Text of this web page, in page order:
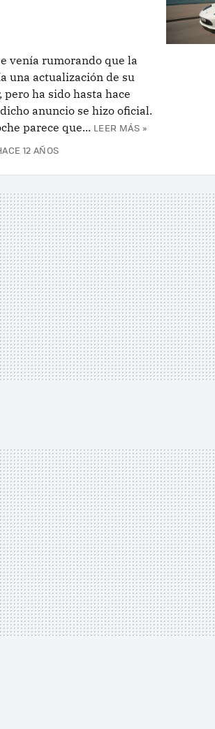
venía rumorando que la
una actualización de su
ha sido hasta hace
anuncio se hizo oficial.
parece que... LEER MÁS »
12 AÑOS